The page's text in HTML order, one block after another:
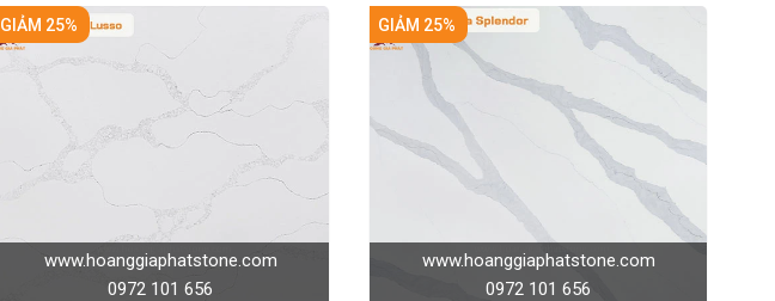
www.hoanggiaphatstone.com
0972 101 656
GIẢM 25%
www.hoanggiaphatstone.com
0972 101 656
GIẢM 25%